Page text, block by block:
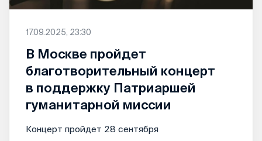
17.09.2025, 23:30
В Москве пройдет
благотворительный концерт
в поддержку Патриаршей
гуманитарной миссии
Концерт пройдет 28 сентября